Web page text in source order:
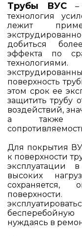
Трубы ВУС–
технология
лежит
добиться
эффекта по
поверхность
этом срок ее
защитить трубу
воздействий,
а также
Для покрытия
к поверхности
эксплуатации
высоких
нуждаясь в